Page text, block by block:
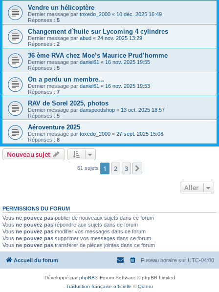
Vendre un hélicoptère
Dernier message par toxedo_2000 « 10 déc. 2025 16:49
Réponses : 5
Changement d`huile sur Lycoming 4 cylindres
Dernier message par abud « 24 nov. 2025 13:29
Réponses : 2
36 ème RVA chez Moe’s Maurice Prud’homme
Dernier message par daniel61 « 16 nov. 2025 19:55
Réponses : 5
On a perdu un membre...
Dernier message par daniel61 « 16 nov. 2025 19:53
Réponses : 7
RAV de Sorel 2025, photos
Dernier message par danspeedshop « 13 oct. 2025 18:57
Réponses : 5
Aéroventure 2025
Dernier message par toxedo_2000 « 27 sept. 2025 15:06
Réponses : 8
Nouveau sujet
61 sujets 1 2 3
Aller
PERMISSIONS DU FORUM
Vous ne pouvez pas publier de nouveaux sujets dans ce forum
Vous ne pouvez pas répondre aux sujets dans ce forum
Vous ne pouvez pas modifier vos messages dans ce forum
Vous ne pouvez pas supprimer vos messages dans ce forum
Vous ne pouvez pas transférer de pièces jointes dans ce forum
Accueil du forum Fuseau horaire sur UTC-04:00
Développé parphpBB® Forum Software © phpBB Limited
Traduction française officielle ©Qiaeru